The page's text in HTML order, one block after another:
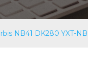
NB41 DK280 YXT-